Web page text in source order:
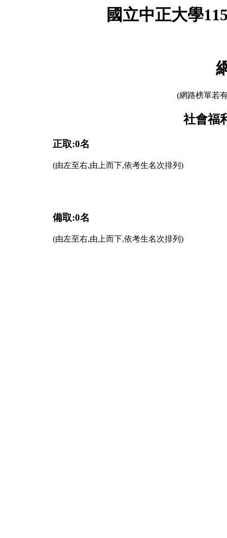
國立中正大學
(網路榜單若
社會福
正取:0名
(由左至右,由上而下,依考生名次排列)
備取:0名
(由左至右,由上而下,依考生名次排列)